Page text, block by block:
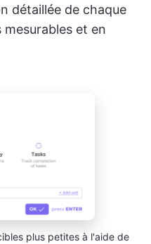
détaillée de chaque
et en
plus petites à l'aide de